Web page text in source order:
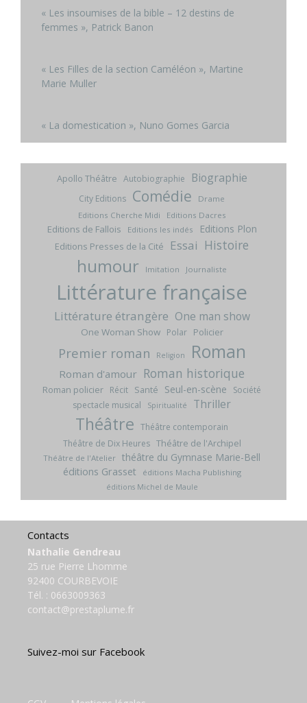
« Les insoumises de la bible – 12 destins de
femmes », Patrick Banon
« Les Filles de la section Caméléon », Martine
Marie Muller
« La domestication », Nuno Gomes Garcia
Apollo Théâtre Autobiographie Biographie
City Editions Comédie
Drame
Editions Cherche Midi
Editions Dacres
Editions de Fallois Editions les indés Editions Plon
Editions Presses de la Cité Essai Histoire
humour Imitation Journaliste
Littérature française
Littérature étrangère One man show
One Woman Show Polar Policier
Premier roman Religion Roman
Roman d'amour Roman historique
Roman policier Récit Santé Seul-en-scène
Société
spectacle musical
Spiritualité Thriller
Théâtre Théâtre contemporain
Théâtre de Dix Heures Théâtre de l'Archipel
Théâtre de l'Atelier théâtre du Gymnase Marie-Bell
éditions Grasset
éditions Macha Publishing
éditions Michel de Maule
Contacts
Nathalie Gendreau
25 rue Pierre Lhomme
92400 COURBEVOIE
Tél. : 0663009363
contact@prestaplume.fr
Suivez-moi sur Facebook